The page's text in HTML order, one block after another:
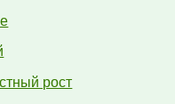
рост